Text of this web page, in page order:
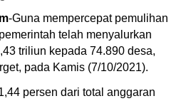
-Guna mempercepat pemulihan
telah menyalurkan
triliun kepada 74.890 desa,
pada Kamis (7/10/2021).
persen dari total anggaran